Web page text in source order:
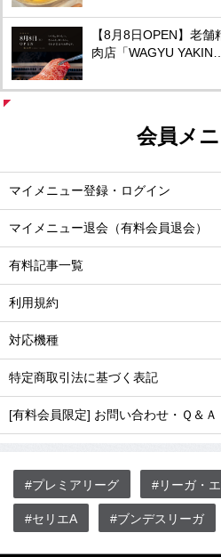
【8月8日OPEN】老
肉店「WAGYU YAKIN…
会員メ
マイメニュー登録・ログイン
マイメニュー退会（有料会員退会）
有料記事一覧
利用規約
対応機種
特定商取引法に基づく表記
[有料会員限定] お問い合わせ・Ｑ＆Ａ
#プレミアリーグ #リーガ・
#セリエA #ブンデスリーガ